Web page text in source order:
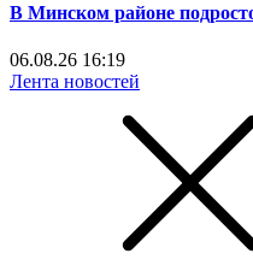
В Минском районе
06.08.26 16:19
Лента новостей